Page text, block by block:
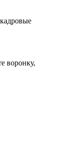
воронку,